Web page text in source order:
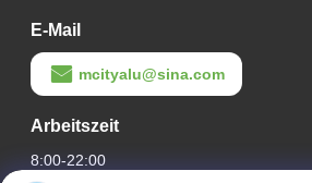
E-Mail
mcityalu@sina.com
Arbeitszeit
8:00-22:00